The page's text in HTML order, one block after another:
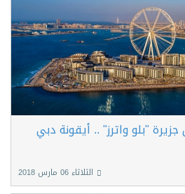
"بلو واترز" .. أيقونة دبي
الثلاثاء 06 مارس 2018